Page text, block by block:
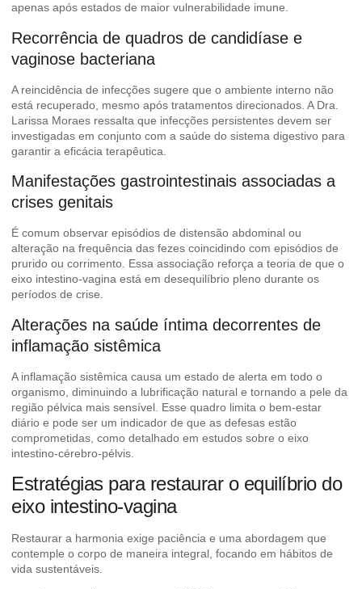
apenas após estados de maior vulnerabilidade imune.
Recorrência de quadros de candidíase e
vaginose bacteriana
A reincidência de infecções sugere que o ambiente interno não
está recuperado, mesmo após tratamentos direcionados. A Dra.
Larissa Moraes ressalta que infecções persistentes devem ser
investigadas em conjunto com a saúde do sistema digestivo para
garantir a eficácia terapêutica.
Manifestações gastrointestinais associadas a
crises genitais
É comum observar episódios de distensão abdominal ou
alteração na frequência das fezes coincidindo com episódios de
prurido ou corrimento. Essa associação reforça a teoria de que o
eixo intestino-vagina está em desequilíbrio pleno durante os
períodos de crise.
Alterações na saúde íntima decorrentes de
inflamação sistêmica
A inflamação sistêmica causa um estado de alerta em todo o
organismo, diminuindo a lubrificação natural e tornando a pele da
região pélvica mais sensível. Esse quadro limita o bem-estar
diário e pode ser um indicador de que as defesas estão
comprometidas, como detalhado em estudos sobre o eixo
intestino-cérebro-pélvis
Estratégias para restaurar o equilíbrio do
eixo intestino-vagina
Restaurar a harmonia exige paciência e uma abordagem que
contemple o corpo de maneira integral, focando em hábitos de
vida sustentáveis.